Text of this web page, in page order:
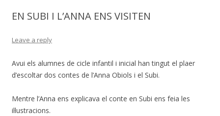
EN SUBI I L’ANNA ENS VISITEN
Leave a reply
Avui els alumnes de cicle infantil i inicial han tingut el plaer
d’escoltar dos contes de l’Anna Obiols i el Subi.
Mentre l’Anna ens explicava el conte en Subi ens feia les
il·lustracions.